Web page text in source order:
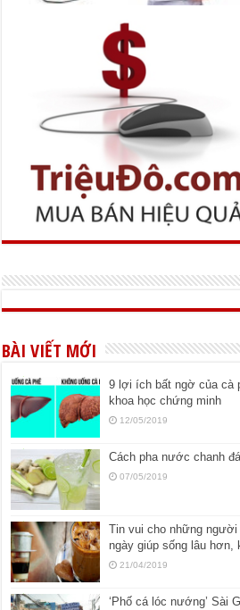
BÀI VIẾT MỚI
9 lợi ích bất ngờ của cà
khoa học chứng minh
12/05/2019
Cách pha nước chanh
07/05/2019
Tin vui cho những người
ngày giúp sống lâu hơn,
21/04/2019
‘Phố cá lóc nướng’ Sài